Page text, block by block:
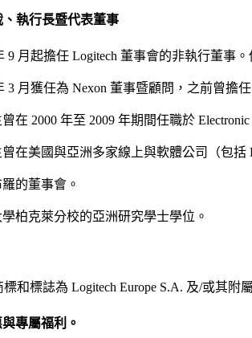
執行長暨代表董事
9 月起擔任 Logitech 董事會的非執行董事
3 月獲任為 Nexon 董事暨顧問，之前曾擔
在 2000 年至 2009 年期間任職於
在美國與亞洲多家線上與軟體公司（包括
的董事會。
柏克萊分校的亞洲研究學士學位。
和標誌為 Logitech Europe S.A. 及/或其
專屬福利。